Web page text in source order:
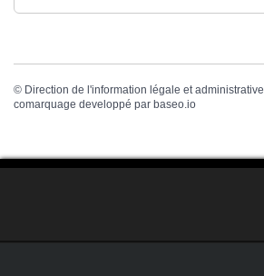
© Direction de l'information légale et administrative
comarquage developpé par baseo.io